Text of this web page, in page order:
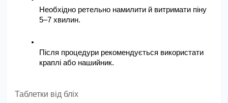
Необхідно ретельно намилити й витримати піну
5–7 хвилин.
Після процедури рекомендується використати
краплі або нашийник.
Таблетки від бліх